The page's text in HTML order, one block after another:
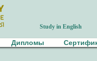
Study in English
Дипломы